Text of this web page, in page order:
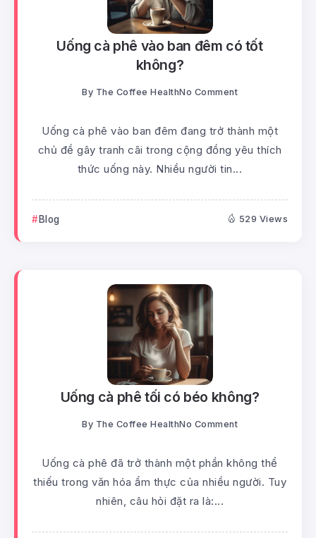
Uống cà phê vào ban đêm có tốt
không?
By The Coffee HealthNo Comment
Uống cà phê vào ban đêm đang trở thành một
chủ đề gây tranh cãi trong cộng đồng yêu thích
thức uống này. Nhiều người tin...
Blog 529 Views
Uống cà phê tối có béo không?
By The Coffee HealthNo Comment
Uống cà phê đã trở thành một phần không thể
thiếu trong văn hóa ẩm thực của nhiều người. Tuy
nhiên, câu hỏi đặt ra là:...